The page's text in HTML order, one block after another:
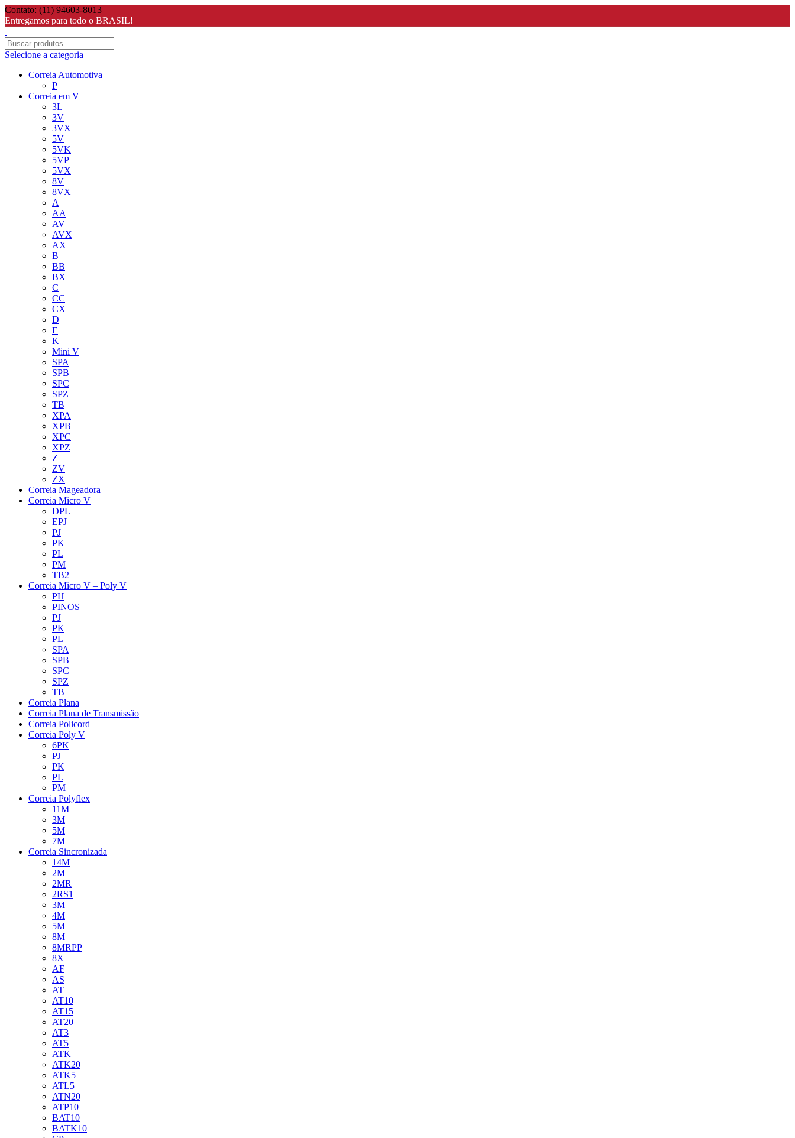
Contato: (11) 94603-8013
Entregamos para todo o BRASIL!
Selecione a categoria
Correia Automotiva
P
Correia em V
3L
3V
3VX
5V
5VK
5VP
5VX
8V
8VX
A
AA
AV
AVX
AX
B
BB
BX
C
CC
CX
D
E
K
Mini V
SPA
SPB
SPC
SPZ
TB
XPA
XPB
XPC
XPZ
Z
ZV
ZX
Correia Mageadora
Correia Micro V
DPL
EPJ
PJ
PK
PL
PM
TB2
Correia Micro V – Poly V
PH
PINOS
PJ
PK
PL
SPA
SPB
SPC
SPZ
TB
Correia Plana
Correia Plana de Transmissão
Correia Policord
Correia Poly V
6PK
PJ
PK
PL
PM
Correia Polyflex
11M
3M
5M
7M
Correia Sincronizada
14M
2M
2MR
2RS1
3M
4M
5M
8M
8MRPP
8X
AF
AS
AT
AT10
AT15
AT20
AT3
AT5
ATK
ATK20
ATK5
ATL5
ATN20
ATP10
BAT10
BATK10